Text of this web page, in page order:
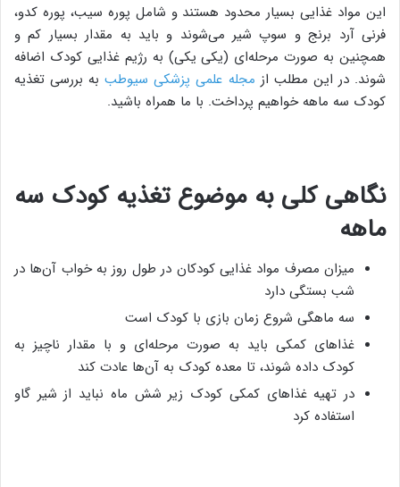
این مواد غذایی بسیار محدود هستند و شامل پوره سیب، پوره کدو،
فرنی آرد برنج و سوپ شیر می‌شوند و باید به مقدار بسیار کم و
همچنین به صورت مرحله‌ای (یکی یکی) به رژیم غذایی کودک اضافه
شوند. در این مطلب از مجله علمی پزشکی سیوطببه بررسی تغذیه
کودک سه ماهه خواهیم پرداخت. با ما همراه باشید.
نگاهی کلی به موضوع تغذیه کودک سه
ماهه
میزان مصرف مواد غذایی کودکان در طول روز به خواب آن‌ها در
شب بستگی دارد
سه ماهگی شروع زمان بازی با کودک است
غذاهای کمکی باید به صورت مرحله‌ای و با مقدار ناچیز به
کودک داده شوند، تا معده کودک به آن‌ها عادت کند
در تهیه غذاهای کمکی کودک زیر شش ماه نباید از شیر گاو
استفاده کرد